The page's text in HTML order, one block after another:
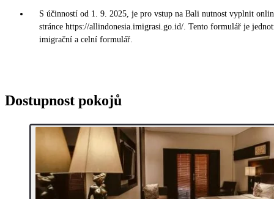
S účinností od 1. 9. 2025, je pro vstup na Bali nutnost vyplnit
stránce https://allindonesia.imigrasi.go.id/. Tento formulář je
imigrační a celní formulář.
Dostupnost pokojů